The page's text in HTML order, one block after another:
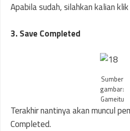
Apabila sudah, silahkan kalian klik
3. Save Completed
Sumber
gambar:
Gameitu
Terakhir nantinya akan muncul
Completed.